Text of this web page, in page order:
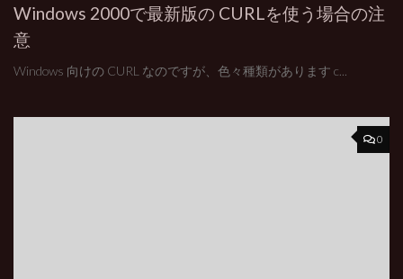
Windows 2000で最新版の CURLを使う場合の注
意
Windows 向けの CURL なのですが、色々種類があります c...
0